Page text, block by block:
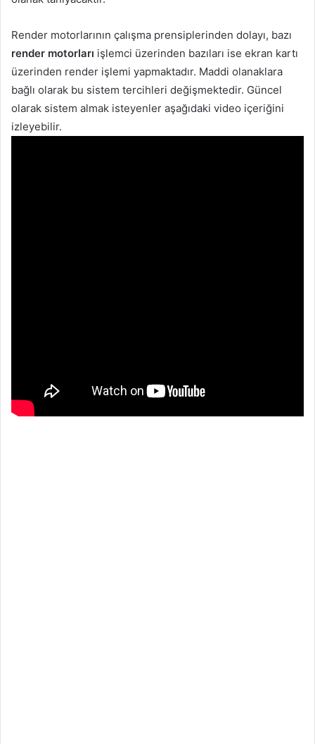
Render motorlarının çalışma prensiplerinden dolayı, bazı
render motorları işlemci üzerinden bazıları ise ekran kartı
üzerinden render işlemi yapmaktadır. Maddi olanaklara
bağlı olarak bu sistem tercihleri değişmektedir. Güncel
olarak sistem almak isteyenler aşağıdaki video içeriğini
izleyebilir.